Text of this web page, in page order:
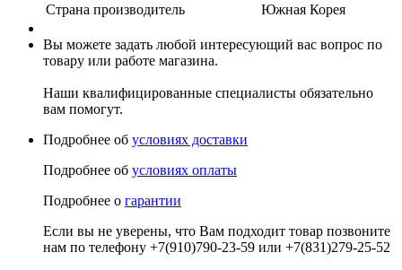
Страна производитель
Южная Корея
Вы можете задать любой интересующий вас вопрос по
товару или работе магазина.
Наши квалифицированные специалисты обязательно
вам помогут.
Подробнее об условиях доставки
Подробнее об условиях оплаты
Подробнее о гарантии
Если вы не уверены, что Вам подходит товар позвоните
нам по телефону +7(910)790-23-59 или +7(831)279-25-52